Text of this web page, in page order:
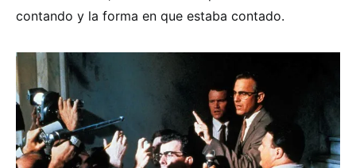
contando y la forma en que estaba contado.